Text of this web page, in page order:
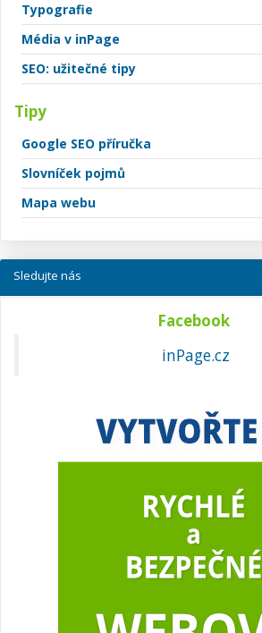
Typografie
Média v inPage
SEO: užitečné tipy
Tipy
Google SEO příručka
Slovníček pojmů
Mapa webu
Sledujte nás
Facebook
inPage.cz